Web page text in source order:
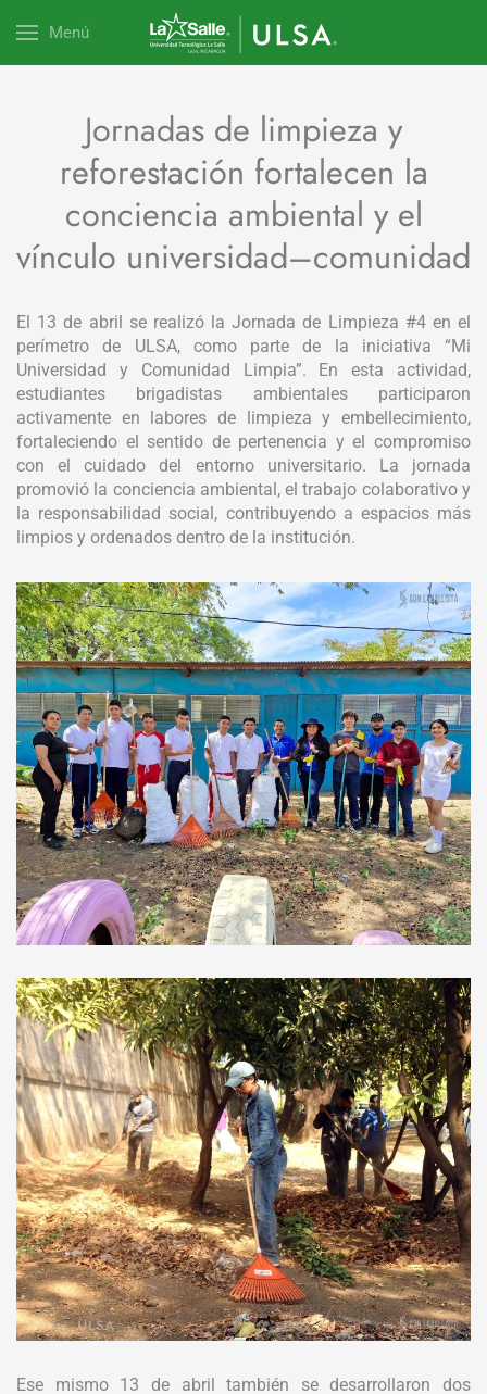
Menú
Jornadas de limpieza y
reforestación fortalecen la
conciencia ambiental y el
vínculo universidad–comunidad
El 13 de abril se realizó la Jornada de Limpieza #4 en el
perímetro de ULSA, como parte de la iniciativa “Mi
Universidad y Comunidad Limpia”. En esta actividad,
estudiantes brigadistas ambientales participaron
activamente en labores de limpieza y embellecimiento,
fortaleciendo el sentido de pertenencia y el compromiso
con el cuidado del entorno universitario. La jornada
promovió la conciencia ambiental, el trabajo colaborativo y
la responsabilidad social, contribuyendo a espacios más
limpios y ordenados dentro de la institución.
Ese mismo 13 de abril también se desarrollaron dos